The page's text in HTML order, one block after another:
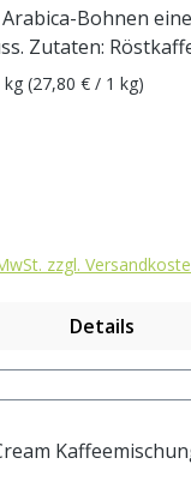
Bohnen
Zutaten:
kg (27,80 € / 1 kg)
zzgl.
Details